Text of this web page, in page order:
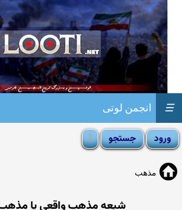
انجمن لوتی ☰
مذهب
شیعه مذهب واقعی یا مذهب